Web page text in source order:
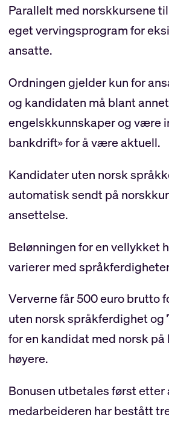
Parallelt med norskkursene
eget vervingsprogram for
ansatte.
Ordningen gjelder kun for
og kandidaten må blant
engelskkunnskaper og være
bankdrift» for å være aktuell.
Kandidater uten norsk
automatisk sendt på
ansettelse.
Belønningen for en vellykket
varierer med
Ververne får 500 euro brutto
uten norsk språkferdighet og
for en kandidat med norsk på
høyere.
Bonusen utbetales først etter
medarbeideren har bestått